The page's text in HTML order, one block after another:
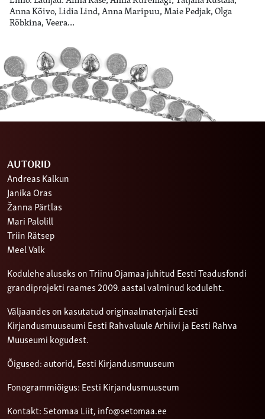
Anna Kõivo, Lidia Lind, Anna Maripuu, Maie Pedjak, Olga
Rõbkina, Veera…
AUTORID
Andreas Kalkun
Janika Oras
Žanna Pärtlas
Mari Palolill
Triin Rätsep
Meel Valk
Kodulehe aluseks on Triinu Ojamaa juhitud Eesti Teadusfondi
grandiprojekti raames 2009. aastal valminud koduleht.
Väljaandes on kasutatud originaalmaterjali Eesti
Kirjandusmuuseumi Eesti Rahvaluule Arhiivi ja Eesti Rahva
Muuseumi kogudest.
Õigused: autorid, Eesti Kirjandusmuuseum
Fonogrammiõigus: Eesti Kirjandusmuuseum
Kontakt: Setomaa Liit, info@setomaa.ee